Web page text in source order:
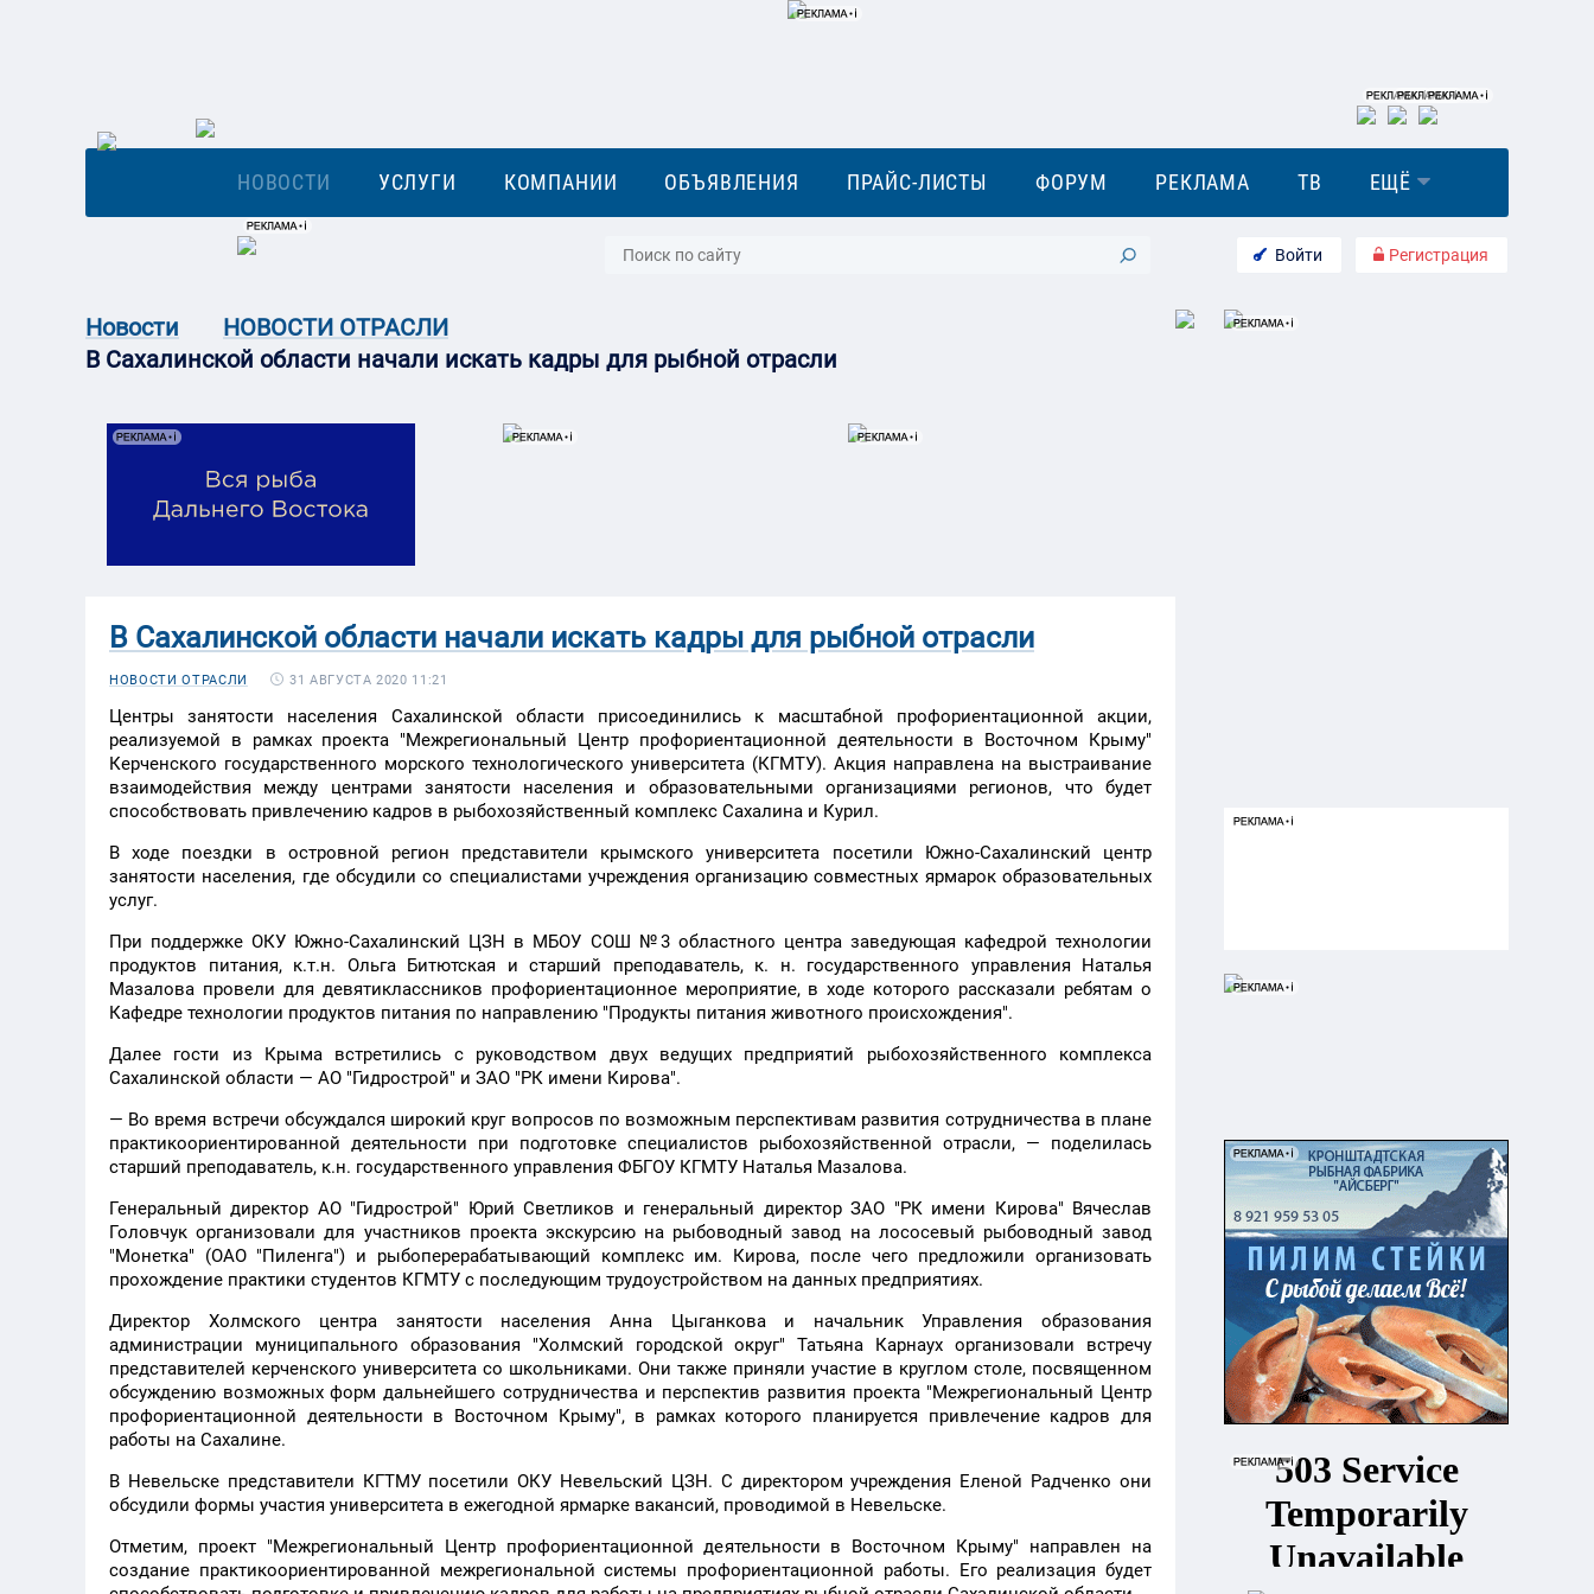
НОВОСТИ УСЛУГИ КОМПАНИИ ОБЪЯВЛЕНИЯ ПРАЙС-ЛИСТЫ ФОРУМ РЕКЛАМА ТВ ЕЩЁ
Войти Регистрация
Новости
НОВОСТИ ОТРАСЛИ
В Сахалинской области начали искать кадры для рыбной отрасли
В Сахалинской области начали искать кадры для рыбной отрасли
НОВОСТИ ОТРАСЛИ 31 АВГУСТА 2020 11:21
Центры занятости населения Сахалинской области присоединились к масштабной профориентационной акции,
реализуемой в рамках проекта "Межрегиональный Центр профориентационной деятельности в Восточном Крыму"
Керченского государственного морского технологического университета (КГМТУ). Акция направлена на выстраивание
взаимодействия между центрами занятости населения и образовательными организациями регионов, что будет
способствовать привлечению кадров в рыбохозяйственный комплекс Сахалина и Курил.
В ходе поездки в островной регион представители крымского университета посетили Южно-Сахалинский центр
занятости населения, где обсудили со специалистами учреждения организацию совместных ярмарок образовательных
услуг.
При поддержке ОКУ Южно-Сахалинский ЦЗН в МБОУ СОШ №3 областного центра заведующая кафедрой технологии
продуктов питания, к.т.н. Ольга Битютская и старший преподаватель, к. н. государственного управления Наталья
Мазалова провели для девятиклассников профориентационное мероприятие, в ходе которого рассказали ребятам о
Кафедре технологии продуктов питания по направлению "Продукты питания животного происхождения".
Далее гости из Крыма встретились с руководством двух ведущих предприятий рыбохозяйственного комплекса
Сахалинской области — АО "Гидрострой" и ЗАО "РК имени Кирова".
— Во время встречи обсуждался широкий круг вопросов по возможным перспективам развития сотрудничества в плане
практикоориентированной деятельности при подготовке специалистов рыбохозяйственной отрасли, — поделилась
старший преподаватель, к.н. государственного управления ФБГОУ КГМТУ Наталья Мазалова.
Генеральный директор АО "Гидрострой" Юрий Светликов и генеральный директор ЗАО "РК имени Кирова" Вячеслав
Головчук организовали для участников проекта экскурсию на рыбоводный завод на лососевый рыбоводный завод
"Монетка" (ОАО "Пиленга") и рыбоперерабатывающий комплекс им. Кирова, после чего предложили организовать
прохождение практики студентов КГМТУ с последующим трудоустройством на данных предприятиях.
Директор Холмского центра занятости населения Анна Цыганкова и начальник Управления образования
администрации муниципального образования "Холмский городской округ" Татьяна Карнаух организовали встречу
представителей керченского университета со школьниками. Они также приняли участие в круглом столе, посвященном
обсуждению возможных форм дальнейшего сотрудничества и перспектив развития проекта "Межрегиональный Центр
профориентационной деятельности в Восточном Крыму", в рамках которого планируется привлечение кадров для
работы на Сахалине.
В Невельске представители КГТМУ посетили ОКУ Невельский ЦЗН. С директором учреждения Еленой Радченко они
обсудили формы участия университета в ежегодной ярмарке вакансий, проводимой в Невельске.
Отметим, проект "Межрегиональный Центр профориентационной деятельности в Восточном Крыму" направлен на
создание практикоориентированной межрегиональной системы профориентационной работы. Его реализация будет